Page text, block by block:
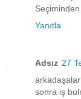
Seçiminden
Yanıtla
Adsız 27
sonra iş